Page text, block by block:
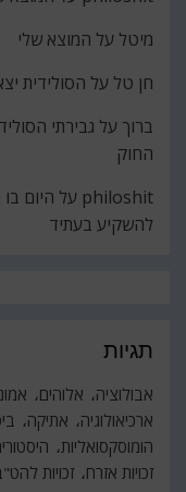
מיטל על המוצא שלי
חן טל על הסולידית יצאה
ברוך על גבירתי
החוק
philoshit על היום
להשקיע בעתיד
תגיות
אבולוציה אלוהים
ארכיאולוגיה
אתיקה
הומוסקסואליות
זכויות אזרח זכויות